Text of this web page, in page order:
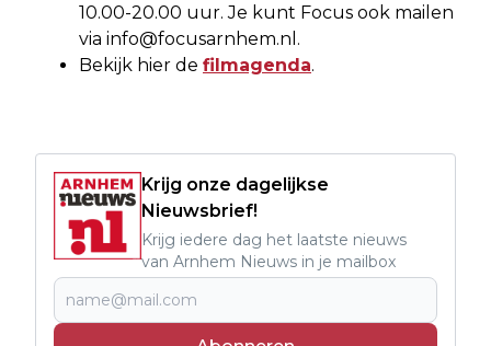
10.00-20.00 uur. Je kunt Focus ook mailen
via info@focusarnhem.nl .
Bekijk hier de filmagenda.
Krijg onze dagelijkse
Nieuwsbrief!
Krijg iedere dag het laatste nieuws
van Arnhem Nieuws in je mailbox